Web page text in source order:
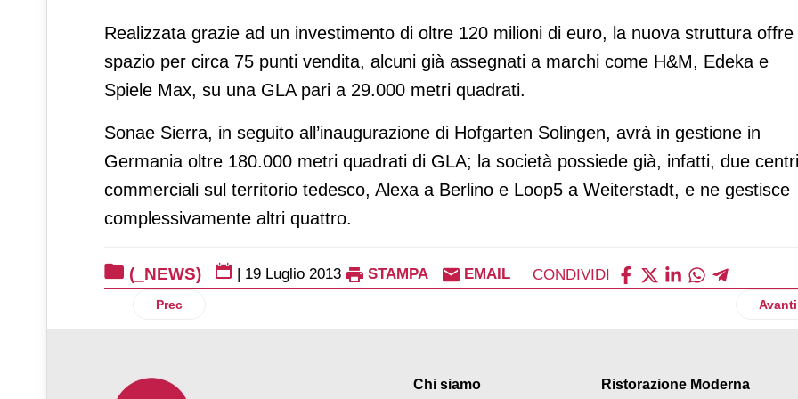
Realizzata grazie ad un investimento di oltre 120 milioni di euro, la nuova struttura offre
spazio per circa 75 punti vendita, alcuni già assegnati a marchi come H&M, Edeka e
Spiele Max, su una GLA pari a 29.000 metri quadrati.
Sonae Sierra, in seguito all’inaugurazione di Hofgarten Solingen, avrà in gestione in
Germania oltre 180.000 metri quadrati di GLA; la società possiede già, infatti, due centri
commerciali sul territorio tedesco, Alexa a Berlino e Loop5 a Weiterstadt, e ne gestisce
complessivamente altri quattro.
(_NEWS) | 19 Luglio 2013 STAMPA EMAIL CONDIVIDI
Articolo precedente: Simply apre in Abruzzo due supermercati in franchising
Prec Avanti
Chi siamo
Ristorazione Moderna